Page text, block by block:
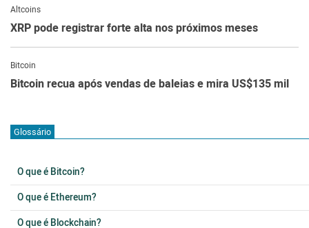
Altcoins
XRP pode registrar forte alta nos próximos meses
Bitcoin
Bitcoin recua após vendas de baleias e mira US$135 mil
Glossário
O que é Bitcoin?
O que é Ethereum?
O que é Blockchain?